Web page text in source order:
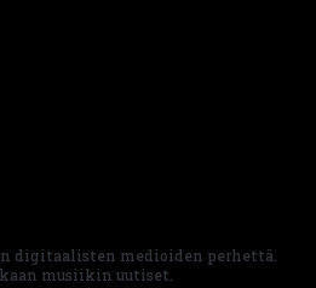
digitaalisten medioiden perhettä.
musiikin uutiset.